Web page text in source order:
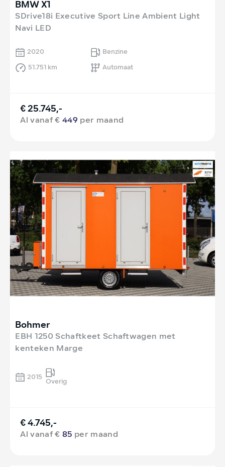
BMW X1
SDrive18i Executive Sport Line Ambient Light
Navi LED
2020
Benzine
51.751 km
Automaat
€ 25.745,-
Al vanaf €449 per maand
Bohmer
EBH 1250 Schaftkeet Schaftwagen met
kenteken Marge
2015 Overig
€ 4.745,-
Al vanaf €85 per maand